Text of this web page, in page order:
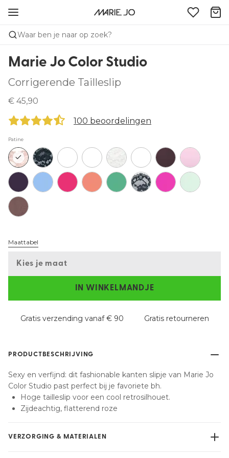
Waar ben je naar op zoek?
Marie Jo Color Studio
Corrigerende Tailleslip
€ 45,90
100 beoordelingen
Patine
Maattabel
Kies je maat
IN WINKELMANDJE
Gratis verzending vanaf € 90 Gratis retourneren
PRODUCTBESCHRIJVING
Sexy en verfijnd: dit fashionable kanten slipje van Marie Jo
Color Studio past perfect bij je favoriete bh.
Hoge tailleslip voor een cool retrosilhouet.
Zijdeachtig, flatterend roze
VERZORGING & MATERIALEN